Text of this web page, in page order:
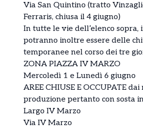
Via San Quintino (tratto
Ferraris, chiusa il 4 giugno)
In tutte le vie dell’elenco sopra,
potranno inoltre essere delle
temporanee nel corso dei tre
ZONA PIAZZA IV MARZO
Mercoledì 1 e Lunedì 6 giugno
AREE CHIUSE E OCCUPATE
produzione pertanto con sosta
Largo IV Marzo
Via IV Marzo